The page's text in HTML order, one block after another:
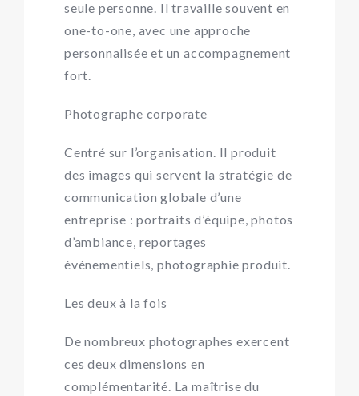
seule personne. Il travaille souvent en
one-to-one, avec une approche
personnalisée et un accompagnement
fort.
Photographe corporate
Centré sur l’organisation. Il produit
des images qui servent la stratégie de
communication globale d’une
entreprise : portraits d’équipe, photos
d’ambiance, reportages
événementiels, photographie produit.
Les deux à la fois
De nombreux photographes exercent
ces deux dimensions en
complémentarité. La maîtrise du